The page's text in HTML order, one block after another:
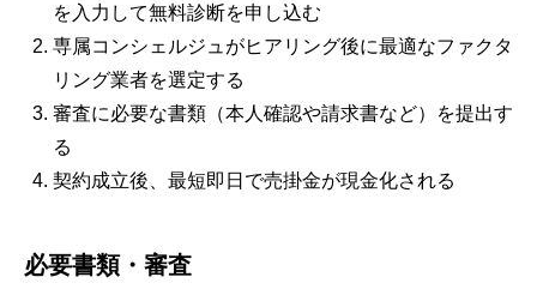
を入力して無料診断を申し込む
専属コンシェルジュがヒアリング後に最適なファクタ
リング業者を選定する
審査に必要な書類（本人確認や請求書など）を提出す
る
契約成立後、最短即日で売掛金が現金化される
必要書類・審査